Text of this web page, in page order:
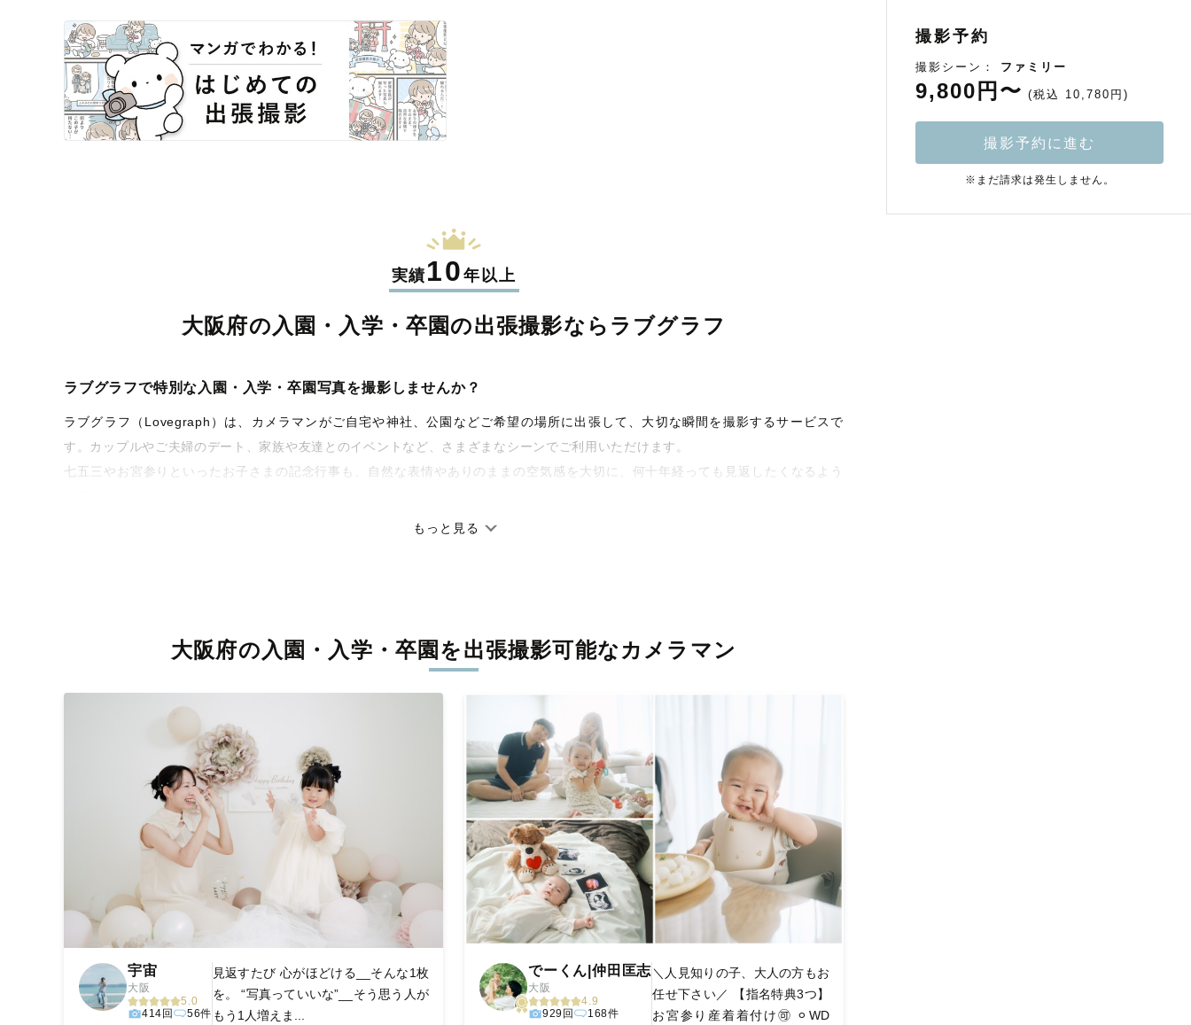
実績10年以上
大阪府の入園・入学・卒園の出張撮影なら ラブグラフ
ラブグラフで特別な入園・入学・卒園写真を撮影しませんか？
ラブグラフ（Lovegraph）は、カメラマンがご自宅や神社、公園などご希望の場所に出張して、大切な瞬間を撮影するサービスで
す。カップルやご夫婦のデート、家族や友達とのイベントなど、さまざまなシーンでご利用いただけます。
七五三やお宮参りといったお子さまの記念行事も、自然な表情やありのままの空気感を大切に、何十年経っても見返したくなるよう
丁寧なレタッチで思い出を美しく仕上げます
きっと「こんな写真を撮ってほしかった！」と思える一枚に出会えます。まずは、ラブグラフの
もっと見る
大阪府の入園・入学・卒園を出張撮影可能なカメラマン
宇宙
大阪
5.0
414回
56件
見返すたび 心がほどける__そんな1枚
を。 “写真っていいな”__そう思う人が
もう1人増えま...
でーくん|仲田匡志
大阪
4.9
929回
168件
＼人見知りの子、大人の方もお
任せ下さい／ 【指名特典3つ】
お宮参り産着着付け🉑 ⚪︎WD
撮影予約
撮影シーン： ファミリー
9,800円〜 (税込 10,780円)
撮影予約に進む
※まだ請求は発生しません。